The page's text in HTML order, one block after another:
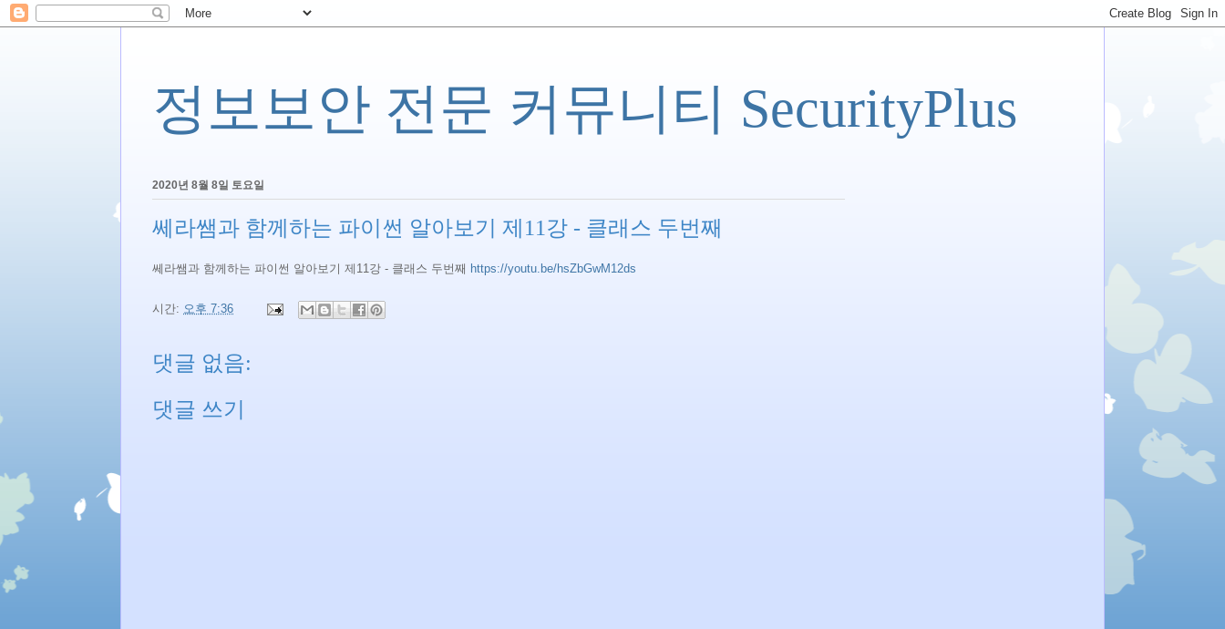
정보보안 전문 커뮤니티 SecurityPlus
2020년 8월 8일 토요일
쎄라쌤과 함께하는 파이썬 알아보기 제11강 - 클래스 두번째
쎄라쌤과 함께하는 파이썬 알아보기 제11강 - 클래스 두번째 https://youtu.be/hsZbGwM12ds
시간: 오후 7:36
댓글 없음:
댓글 쓰기